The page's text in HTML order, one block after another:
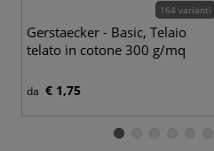
164 varianti
Gerstaecker - Basic, Telaio
telato in cotone 300 g/mq
da € 1,75